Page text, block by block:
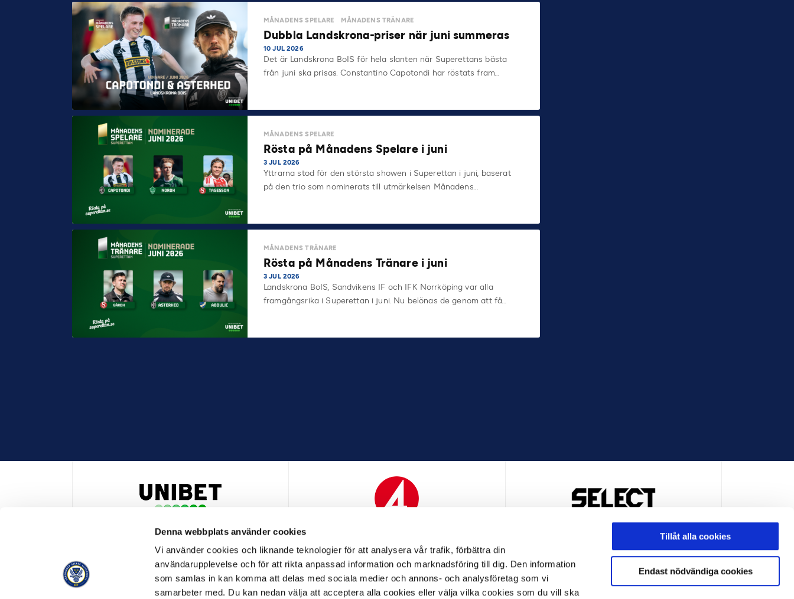
Denna webbplats använder cookies
Vi använder cookies och liknande teknologier för att analysera vår trafik, förbättra din
användarupplevelse och för att rikta anpassad information och marknadsföring till dig. Den information
som samlas in kan komma att delas med sociala medier och annons- och analysföretag som vi
samarbeter med. Du kan nedan välja att acceptera alla cookies eller välja vilka cookies som du vill ska
Tillåt alla cookies
Endast nödvändiga cookies
MÅNADENS SPELARE MÅNADENS TRÄNARE
Dubbla Landskrona-priser när juni summeras
10 JUL 2026
Det är Landskrona BoIS för hela slanten när Superettans bästa
från juni ska prisas. Constantino Capotondi har röstats fram…
MÅNADENS SPELARE
Rösta på Månadens Spelare i juni
3 JUL 2026
Yttrarna stod för den största showen i Superettan i juni, baserat
på den trio som nominerats till utmärkelsen Månadens…
MÅNADENS TRÄNARE
Rösta på Månadens Tränare i juni
3 JUL 2026
Landskrona BoIS, Sandvikens IF och IFK Norrköping var alla
framgångsrika i Superettan i juni. Nu belönas de genom att få…
HUVUDPARTNER OCH PRESENTING PARTNER ALLSVENSKAN